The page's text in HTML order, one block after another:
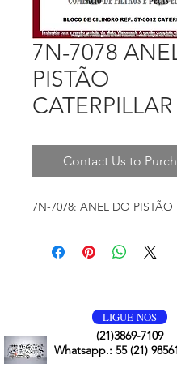
7N-7078
PISTÃO
CATERPILLAR
Contact Us to
7N-7078: ANEL DO PISTÃO
LIGUE-NOS
(21)3869-7109
Whatsapp.: 55 (21)